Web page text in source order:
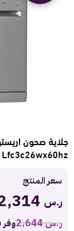
Lfc3c26wx60hz
سعر المنتج
ر.س
ر.س2,644 وفر 330 ر.س